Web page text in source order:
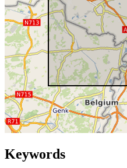
Keywords